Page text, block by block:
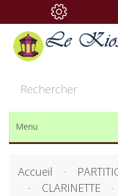
Menu
Accueil
CLARINETTE